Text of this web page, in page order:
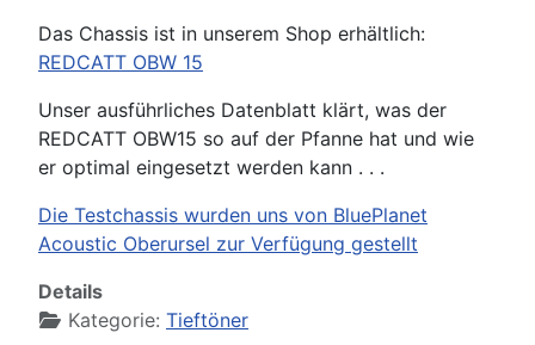
Das Chassis ist in unserem Shop erhältlich:
REDCATT OBW 15
Unser ausführliches Datenblatt klärt, was der
REDCATT OBW15 so auf der Pfanne hat und wie
er optimal eingesetzt werden kann . . .
Die Testchassis wurden uns von BluePlanet
Acoustic Oberursel zur Verfügung gestellt
Details
Kategorie: Tieftöner